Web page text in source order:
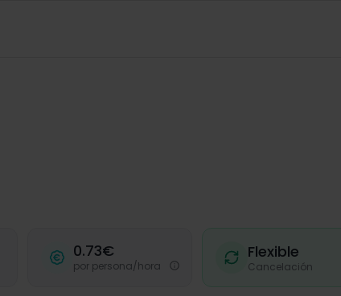
0.73€
por persona/hora
Flexible
Cancelación